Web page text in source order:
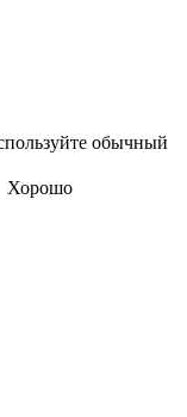
обычный
Хорошо